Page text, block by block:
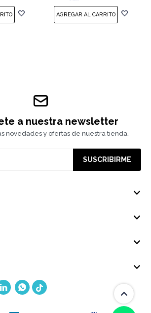
a nuestra newsletter
novedades y ofertas de nuestra tienda.
SUSCRIBIRME
 